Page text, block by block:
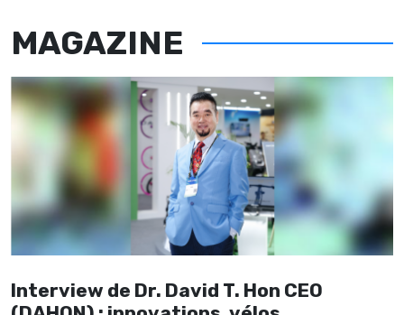
MAGAZINE
Interview de Dr. David T. Hon CEO